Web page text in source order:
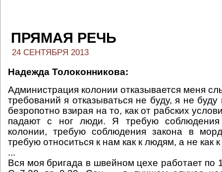
ПРЯМАЯ РЕЧЬ
24 СЕНТЯБРЯ 2013
Надежда Толоконникова:
Администрация колонии отказывается меня
требований я отказываться не буду, я не
безропотно взирая на то, как от рабских
падают с ног люди. Я требую соблюдения
колонии, требую соблюдения закона в
требую относиться к нам как к людям, а не как
...
Вся моя бригада в швейном цехе работает по